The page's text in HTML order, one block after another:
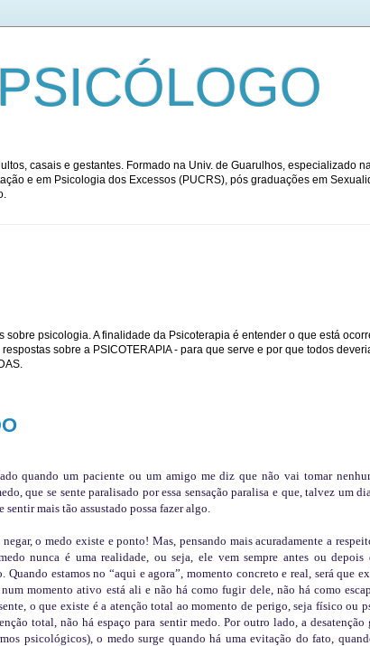
casais e gestantes. Formado na Univ. de Guarulhos, especializado
e em Psicologia dos Excessos (PUCRS), pós graduações em
psicologia. A finalidade da Psicoterapia é entender o que está
sobre a PSICOTERAPIA - para que serve e por que todos
quando um paciente ou um amigo me diz que não vai tomar
que se sente paralisado por essa sensação paralisa e que, talvez um
sentir mais tão assustado possa fazer algo.
o medo existe e ponto! Mas, pensando mais acuradamente a
nunca é uma realidade, ou seja, ele vem sempre antes ou depois
Quando estamos no “aqui e agora”, momento concreto e real, será que
momento ativo está ali e não há como fugir dele, não há como
o que existe é a atenção total ao momento de perigo, seja físico ou
total, não há espaço para sentir medo. Por outro lado, a desatenção
psicológicos), o medo surge quando há uma evitação do fato,